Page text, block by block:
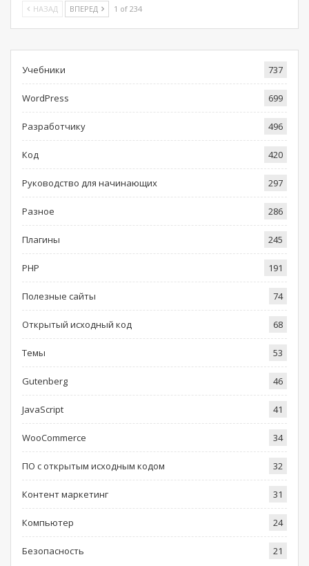
НАЗАД ВПЕРЕД 1 of 234
Учебники 737
WordPress 699
Разработчику 496
Код 420
Руководство для начинающих 297
Разное 286
Плагины 245
PHP 191
Полезные сайты 74
Открытый исходный код 68
Темы 53
Gutenberg 46
JavaScript 41
WooCommerce 34
ПО с открытым исходным кодом 32
Контент маркетинг 31
Компьютер 24
Безопасность 21